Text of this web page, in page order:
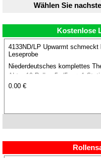
Wählen Sie
Kostenlose
4133ND/LP Upwarmt
Leseprobe
Niederdeutsches komplettes
Akte, 10 Rollen 5w/5m + 1
Allerheiligen und Sonja Knutzen.
0.00 €